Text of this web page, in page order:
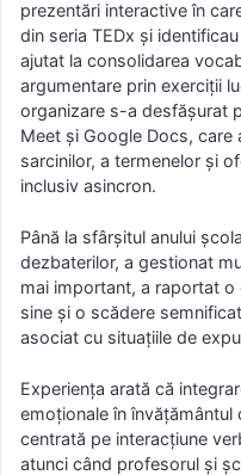
prezentări interactive în
din seria TEDx și
ajutat la consolidarea
argumentare prin exerciții
organizare s-a desfășurat
Meet și Google Docs, care
sarcinilor, a termenelor și
inclusiv asincron.
Până la sfârșitul anului
dezbaterilor, a gestionat
mai important, a raportat o
sine și o scădere
asociat cu situațiile de
Experiența arată că
emoționale în învățământul
centrată pe interacțiune
atunci când profesorul și